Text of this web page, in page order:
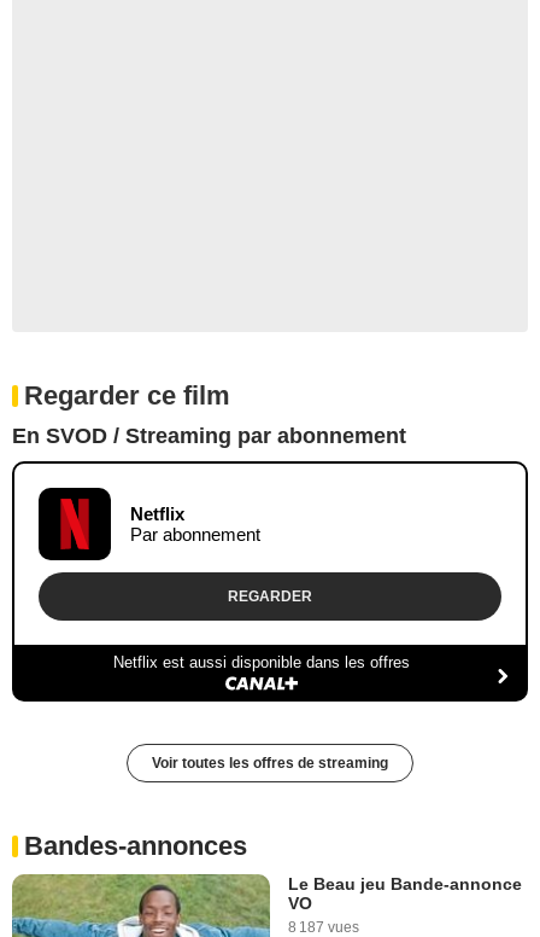
Regarder ce film
En SVOD / Streaming par abonnement
Netflix
Par abonnement
REGARDER
Netflix est aussi disponible dans les offres
Voir toutes les offres de streaming
Bandes-annonces
Le Beau jeu Bande-annonce
VO
8 187 vues